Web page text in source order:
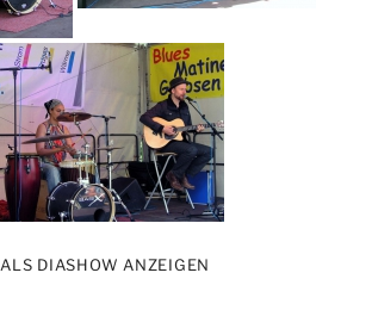
ALS DIASHOW ANZEIGEN